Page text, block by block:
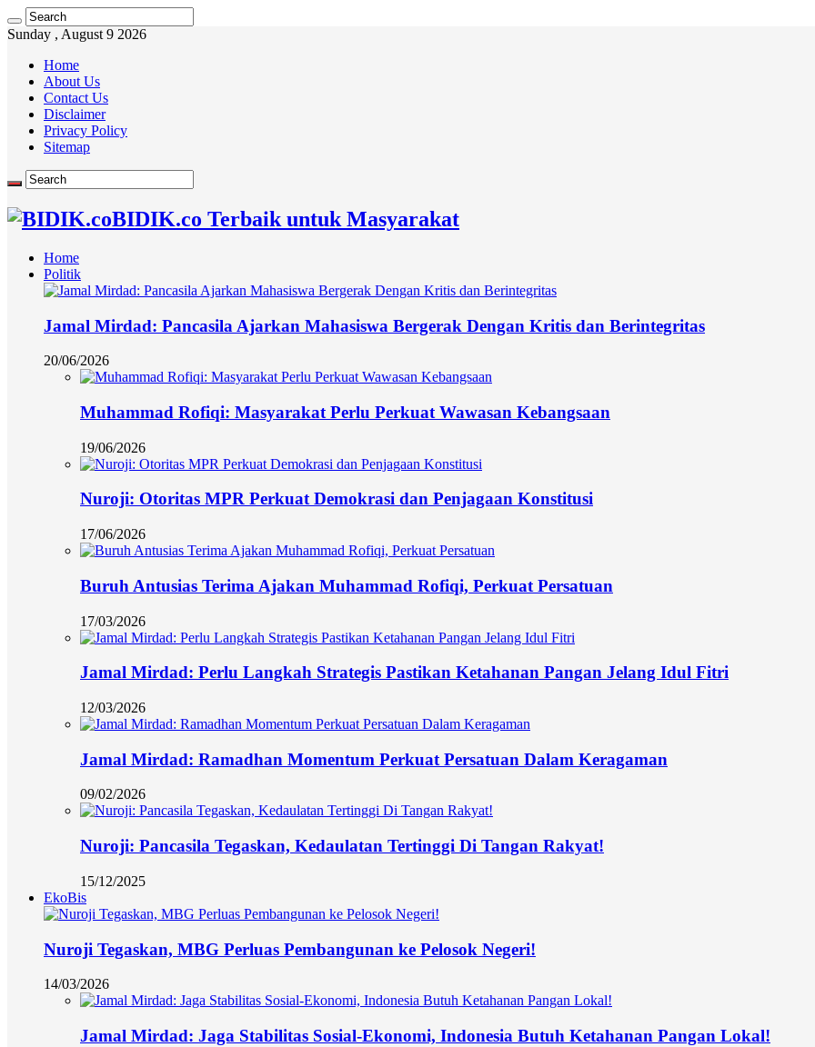
Sunday , August 9 2026
Home
About Us
Contact Us
Disclaimer
Privacy Policy
Sitemap
BIDIK.co Terbaik untuk Masyarakat
Home
Politik
Jamal Mirdad: Pancasila Ajarkan Mahasiswa Bergerak Dengan Kritis dan Berintegritas
20/06/2026
Muhammad Rofiqi: Masyarakat Perlu Perkuat Wawasan Kebangsaan
19/06/2026
Nuroji: Otoritas MPR Perkuat Demokrasi dan Penjagaan Konstitusi
17/06/2026
Buruh Antusias Terima Ajakan Muhammad Rofiqi, Perkuat Persatuan
17/03/2026
Jamal Mirdad: Perlu Langkah Strategis Pastikan Ketahanan Pangan Jelang Idul Fitri
12/03/2026
Jamal Mirdad: Ramadhan Momentum Perkuat Persatuan Dalam Keragaman
09/02/2026
Nuroji: Pancasila Tegaskan, Kedaulatan Tertinggi Di Tangan Rakyat!
15/12/2025
EkoBis
Nuroji Tegaskan, MBG Perluas Pembangunan ke Pelosok Negeri!
14/03/2026
Jamal Mirdad: Jaga Stabilitas Sosial-Ekonomi, Indonesia Butuh Ketahanan Pangan Lokal!